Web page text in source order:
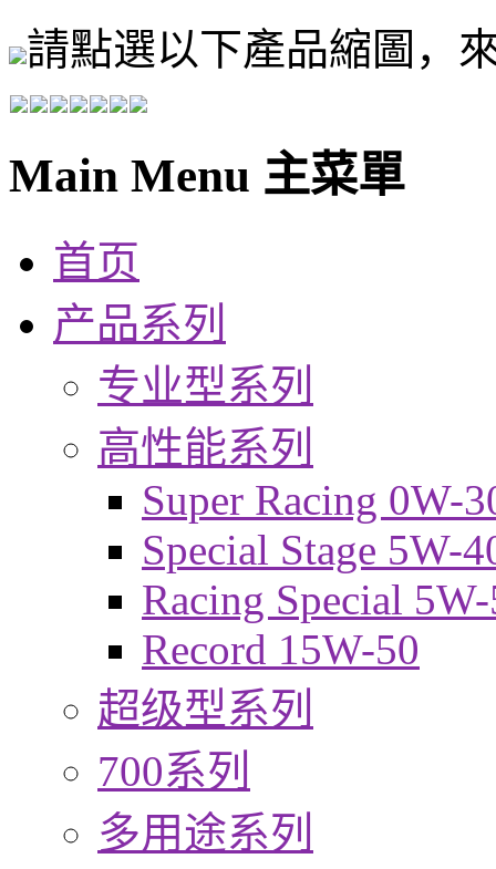
請點選以下產品縮圖，
Main Menu 主菜單
首页
产品系列
专业型系列
高性能系列
Super Racing 0W-
Special Stage 5W-
Racing Special
Record 15W-50
超级型系列
700系列
多用途系列